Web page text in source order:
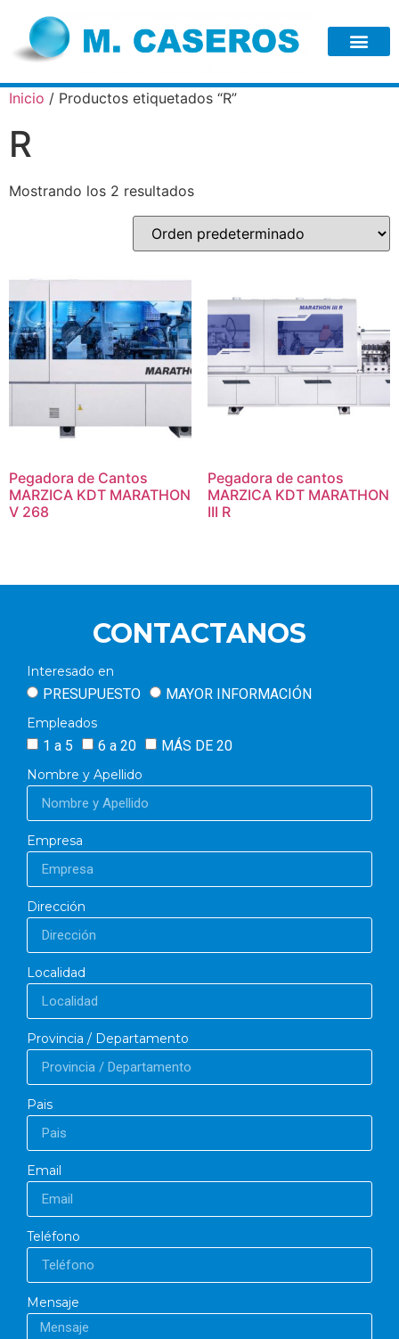
Inicio / Productos etiquetados “R”
R
Mostrando los 2 resultados
Pegadora de Cantos
MARZICA KDT MARATHON
V 268
Pegadora de cantos
MARZICA KDT MARATHON
III R
CONTACTANOS
Interesado en
PRESUPUESTO MAYOR INFORMACIÓN
Empleados
1 a 5 6 a 20 MÁS DE 20
Nombre y Apellido
Empresa
Dirección
Localidad
Provincia / Departamento
Pais
Email
Teléfono
Mensaje